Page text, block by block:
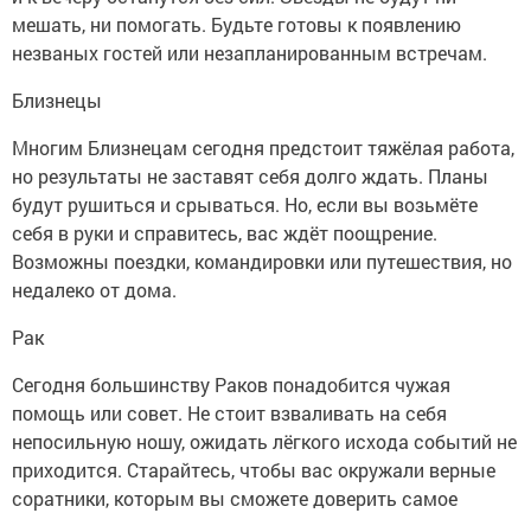
мешать, ни помогать. Будьте готовы к появлению
незваных гостей или незапланированным встречам.
Близнецы
Многим Близнецам сегодня предстоит тяжёлая работа,
но результаты не заставят себя долго ждать. Планы
будут рушиться и срываться. Но, если вы возьмёте
себя в руки и справитесь, вас ждёт поощрение.
Возможны поездки, командировки или путешествия, но
недалеко от дома.
Рак
Сегодня большинству Раков понадобится чужая
помощь или совет. Не стоит взваливать на себя
непосильную ношу, ожидать лёгкого исхода событий не
приходится. Старайтесь, чтобы вас окружали верные
соратники, которым вы сможете доверить самое